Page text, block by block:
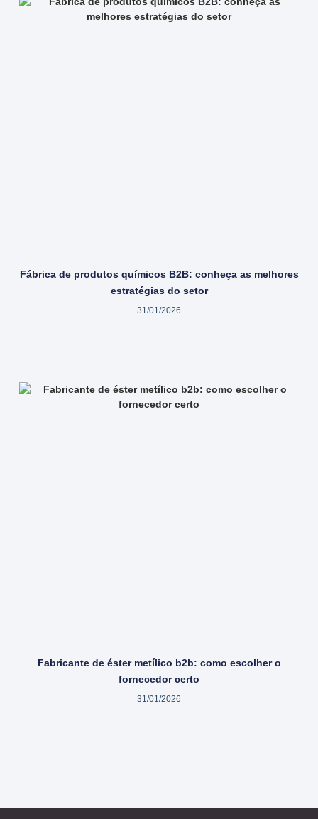
Fábrica de produtos químicos B2B: conheça as melhores
estratégias do setor
31/01/2026
Fabricante de éster metílico b2b: como escolher o
fornecedor certo
31/01/2026